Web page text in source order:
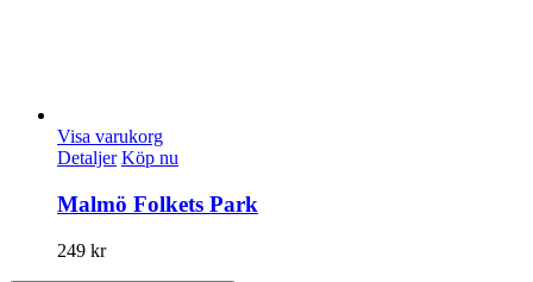
Visa varukorg
Detaljer Köp nu
Malmö Folkets Park
249 kr